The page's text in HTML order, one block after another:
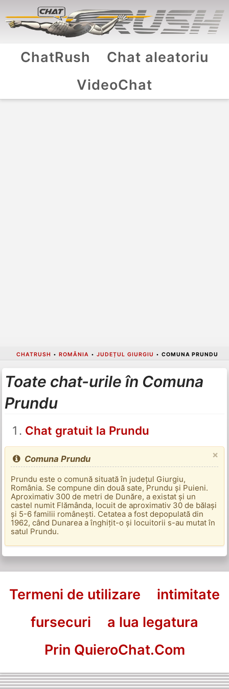
ChatRush
Chat aleatoriu
VideoChat
CHATRUSH • ROMÂNIA • JUDEȚUL GIURGIU • COMUNA PRUNDU
Toate chat-urile în Comuna
Prundu
Chat gratuit la Prundu
×
Comuna Prundu
Prundu este o comună situată în județul Giurgiu,
România. Se compune din două sate, Prundu și Puieni.
Aproximativ 300 de metri de Dunăre, a existat și un
castel numit Flămânda, locuit de aproximativ 30 de bălași
și 5-6 familii românești. Cetatea a fost depopulată din
1962, când Dunarea a înghițit-o și locuitorii s-au mutat în
satul Prundu.
Termeni de utilizare
intimitate
fursecuri
a lua legatura
Prin QuieroChat.Com